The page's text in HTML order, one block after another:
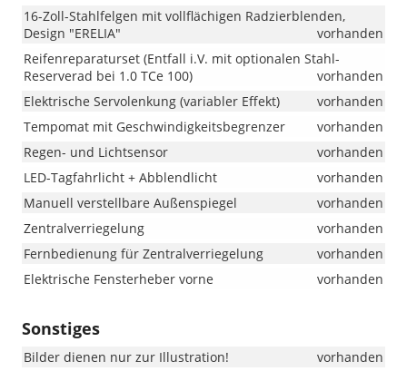
16-Zoll-Stahlfelgen mit vollflächigen Radzierblenden,
Design "ERELIA"
vorhanden
Reifenreparaturset (Entfall i.V. mit optionalen Stahl-
Reserverad bei 1.0 TCe 100)
vorhanden
Elektrische Servolenkung (variabler Effekt)
vorhanden
Tempomat mit Geschwindigkeitsbegrenzer
vorhanden
Regen- und Lichtsensor
vorhanden
LED-Tagfahrlicht + Abblendlicht
vorhanden
Manuell verstellbare Außenspiegel
vorhanden
Zentralverriegelung
vorhanden
Fernbedienung für Zentralverriegelung
vorhanden
Elektrische Fensterheber vorne
vorhanden
Sonstiges
Bilder dienen nur zur Illustration!
vorhanden